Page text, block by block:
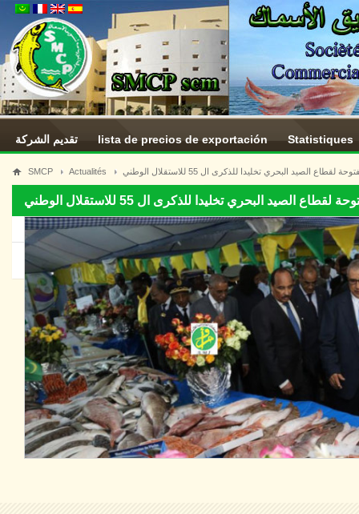
تقديم الشركة lista de precios de exportación Statistiques
SMCP Actualités الصيد البحري تخليدا للذكرى ال 55 للاستقلال الوطني
الصيد البحري تخليدا للذكرى ال 55 للاستقلال الوطني